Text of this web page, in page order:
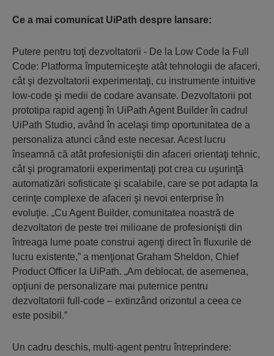
Ce a mai comunicat UiPath despre lansare:
Putere pentru toţi dezvoltatorii - De la Low Code la Full
Code: Platforma împuterniceşte atât tehnologii de afaceri,
cât şi dezvoltatorii experimentaţi, cu instrumente intuitive
low-code şi medii de codare avansate. Dezvoltatorii pot
prototipa rapid agenţi în UiPath Agent Builder în cadrul
UiPath Studio, având în acelaşi timp oportunitatea de a
personaliza atunci când este necesar. Acest lucru
înseamnă că atât profesioniştii din afaceri orientaţi tehnic,
cât şi programatorii experimentaţi pot crea cu uşurinţă
automatizări sofisticate şi scalabile, care se pot adapta la
cerinţe complexe de afaceri şi nevoi enterprise în
evoluţie. „Cu Agent Builder, comunitatea noastră de
dezvoltatori de peste trei milioane de profesionişti din
întreaga lume poate construi agenţi direct în fluxurile de
lucru existente,” a menţionat Graham Sheldon, Chief
Product Officer la UiPath. „Am deblocat, de asemenea,
opţiuni de personalizare mai puternice pentru
dezvoltatorii full-code – extinzând orizontul a ceea ce
este posibil.”
Un cadru deschis, multi-agent pentru întreprindere: